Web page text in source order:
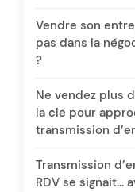
Vendre son
pas dans la
?
Ne vendez plus
la clé pour
transmission
Transmission
RDV se signait…